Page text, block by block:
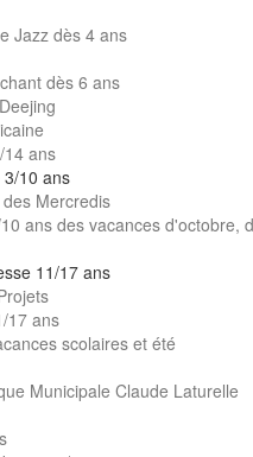
Jazz dès 4 ans
dès 6 ans
ans
10 ans
Mercredis
ans des vacances d'octobre,
11/17 ans
17 ans
scolaires et été
Municipale Claude Laturelle